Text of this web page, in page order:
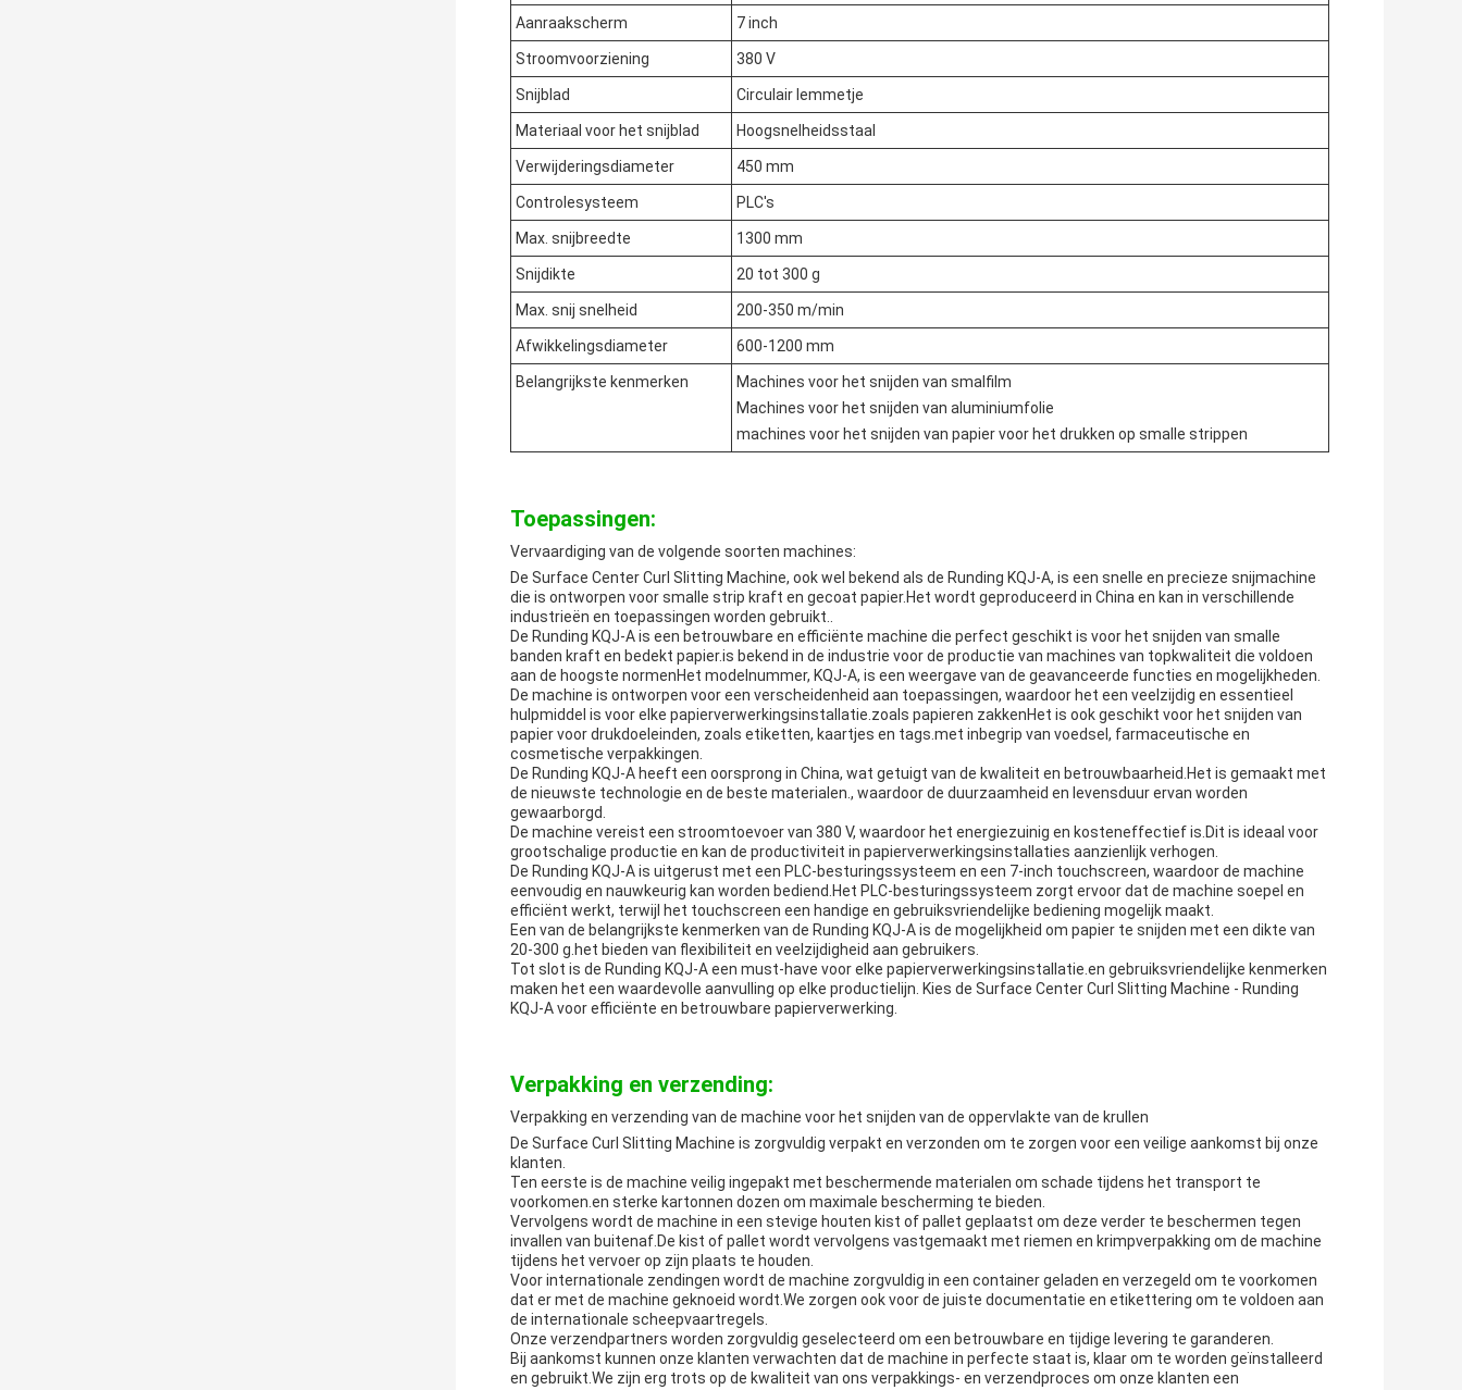
Aanraakscherm 7 inch
Stroomvoorziening 380 V
Snijblad Circulair lemmetje
Materiaal voor het snijblad Hoogsnelheidsstaal
Verwijderingsdiameter 450 mm
Controlesysteem PLC's
Max. snijbreedte 1300 mm
Snijdikte 20 tot 300 g
Max. snij snelheid 200-350 m/min
Afwikkelingsdiameter 600-1200 mm
Belangrijkste kenmerken
Machines voor het snijden van smalfilm
Machines voor het snijden van aluminiumfolie
machines voor het snijden van papier voor het drukken op smalle strippen
Toepassingen:
Vervaardiging van de volgende soorten machines:
De Surface Center Curl Slitting Machine, ook wel bekend als de Runding KQJ-A, is een snelle en precieze snijmachine
die is ontworpen voor smalle strip kraft en gecoat papier.Het wordt geproduceerd in China en kan in verschillende
industrieën en toepassingen worden gebruikt..
De Runding KQJ-A is een betrouwbare en efficiënte machine die perfect geschikt is voor het snijden van smalle
banden kraft en bedekt papier.is bekend in de industrie voor de productie van machines van topkwaliteit die voldoen
aan de hoogste normenHet modelnummer, KQJ-A, is een weergave van de geavanceerde functies en mogelijkheden.
De machine is ontworpen voor een verscheidenheid aan toepassingen, waardoor het een veelzijdig en essentieel
hulpmiddel is voor elke papierverwerkingsinstallatie.zoals papieren zakkenHet is ook geschikt voor het snijden van
papier voor drukdoeleinden, zoals etiketten, kaartjes en tags.met inbegrip van voedsel, farmaceutische en
cosmetische verpakkingen.
De Runding KQJ-A heeft een oorsprong in China, wat getuigt van de kwaliteit en betrouwbaarheid.Het is gemaakt met
de nieuwste technologie en de beste materialen., waardoor de duurzaamheid en levensduur ervan worden
gewaarborgd.
De machine vereist een stroomtoevoer van 380 V, waardoor het energiezuinig en kosteneffectief is.Dit is ideaal voor
grootschalige productie en kan de productiviteit in papierverwerkingsinstallaties aanzienlijk verhogen.
De Runding KQJ-A is uitgerust met een PLC-besturingssysteem en een 7-inch touchscreen, waardoor de machine
eenvoudig en nauwkeurig kan worden bediend.Het PLC-besturingssysteem zorgt ervoor dat de machine soepel en
efficiënt werkt, terwijl het touchscreen een handige en gebruiksvriendelijke bediening mogelijk maakt.
Een van de belangrijkste kenmerken van de Runding KQJ-A is de mogelijkheid om papier te snijden met een dikte van
20-300 g.het bieden van flexibiliteit en veelzijdigheid aan gebruikers.
Tot slot is de Runding KQJ-A een must-have voor elke papierverwerkingsinstallatie.en gebruiksvriendelijke kenmerken
maken het een waardevolle aanvulling op elke productielijn. Kies de Surface Center Curl Slitting Machine - Runding
KQJ-A voor efficiënte en betrouwbare papierverwerking.
Verpakking en verzending:
Verpakking en verzending van de machine voor het snijden van de oppervlakte van de krullen
De Surface Curl Slitting Machine is zorgvuldig verpakt en verzonden om te zorgen voor een veilige aankomst bij onze
klanten.
Ten eerste is de machine veilig ingepakt met beschermende materialen om schade tijdens het transport te
voorkomen.en sterke kartonnen dozen om maximale bescherming te bieden.
Vervolgens wordt de machine in een stevige houten kist of pallet geplaatst om deze verder te beschermen tegen
invallen van buitenaf.De kist of pallet wordt vervolgens vastgemaakt met riemen en krimpverpakking om de machine
tijdens het vervoer op zijn plaats te houden.
Voor internationale zendingen wordt de machine zorgvuldig in een container geladen en verzegeld om te voorkomen
dat er met de machine geknoeid wordt.We zorgen ook voor de juiste documentatie en etikettering om te voldoen aan
de internationale scheepvaartregels.
Onze verzendpartners worden zorgvuldig geselecteerd om een betrouwbare en tijdige levering te garanderen.
Bij aankomst kunnen onze klanten verwachten dat de machine in perfecte staat is, klaar om te worden geïnstalleerd
en gebruikt.We zijn erg trots op de kwaliteit van ons verpakkings- en verzendproces om onze klanten een